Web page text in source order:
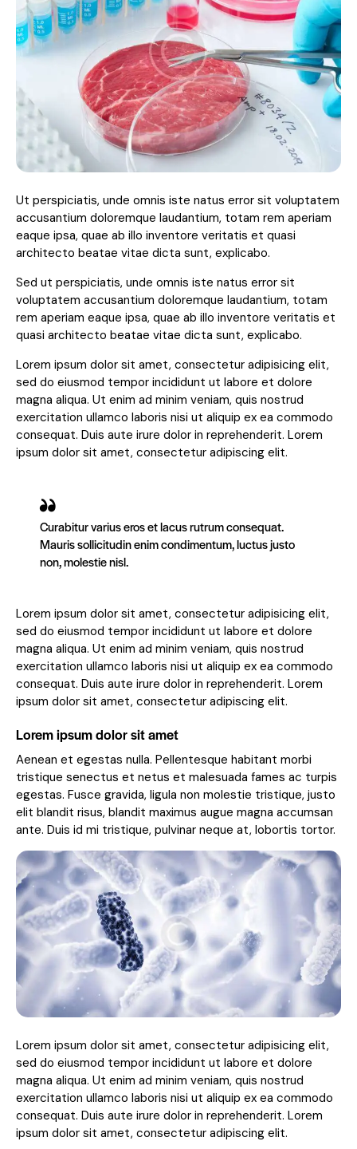
Ut perspiciatis, unde omnis iste natus error sit voluptatem
accusantium doloremque laudantium, totam rem aperiam
eaque ipsa, quae ab illo inventore veritatis et quasi
architecto beatae vitae dicta sunt, explicabo.
Sed ut perspiciatis, unde omnis iste natus error sit
voluptatem accusantium doloremque laudantium, totam
rem aperiam eaque ipsa, quae ab illo inventore veritatis et
quasi architecto beatae vitae dicta sunt, explicabo.
Lorem ipsum dolor sit amet, consectetur adipisicing elit,
sed do eiusmod tempor incididunt ut labore et dolore
magna aliqua. Ut enim ad minim veniam, quis nostrud
exercitation ullamco laboris nisi ut aliquip ex ea commodo
consequat. Duis aute irure dolor in reprehenderit. Lorem
ipsum dolor sit amet, consectetur adipiscing elit.
Curabitur varius eros et lacus rutrum consequat.
Mauris sollicitudin enim condimentum, luctus justo
non, molestie nisl.
Lorem ipsum dolor sit amet, consectetur adipisicing elit,
sed do eiusmod tempor incididunt ut labore et dolore
magna aliqua. Ut enim ad minim veniam, quis nostrud
exercitation ullamco laboris nisi ut aliquip ex ea commodo
consequat. Duis aute irure dolor in reprehenderit. Lorem
ipsum dolor sit amet, consectetur adipiscing elit.
Lorem ipsum dolor sit amet
Aenean et egestas nulla. Pellentesque habitant morbi
tristique senectus et netus et malesuada fames ac turpis
egestas. Fusce gravida, ligula non molestie tristique, justo
elit blandit risus, blandit maximus augue magna accumsan
ante. Duis id mi tristique, pulvinar neque at, lobortis tortor.
Lorem ipsum dolor sit amet, consectetur adipisicing elit,
sed do eiusmod tempor incididunt ut labore et dolore
magna aliqua. Ut enim ad minim veniam, quis nostrud
exercitation ullamco laboris nisi ut aliquip ex ea commodo
consequat. Duis aute irure dolor in reprehenderit. Lorem
ipsum dolor sit amet, consectetur adipiscing elit.